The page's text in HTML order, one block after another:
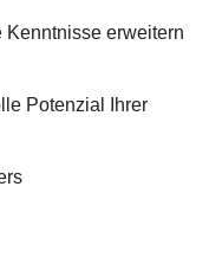
Kenntnisse erweitern
Potenzial Ihrer